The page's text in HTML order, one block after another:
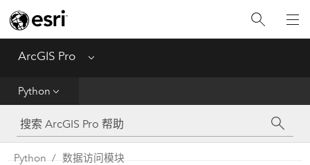
ArcGIS Pro Menu
Python
工具参考
Python
Python 数据访问模块